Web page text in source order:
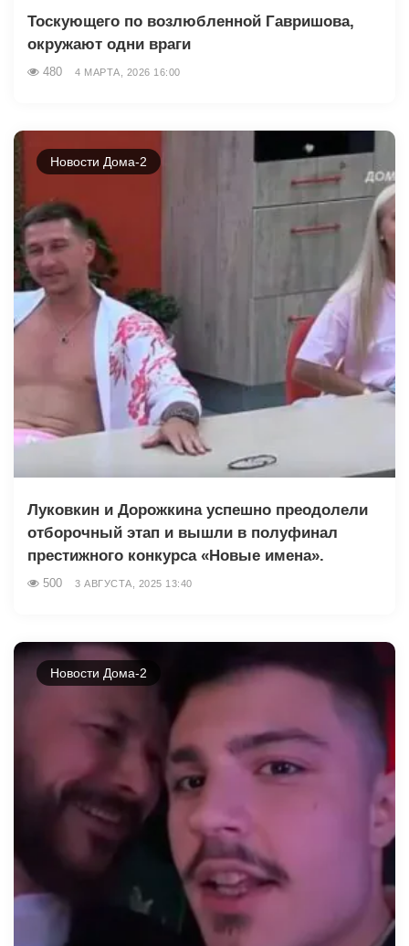
Тоскующего по возлюбленной Гавришова,
окружают одни враги
480 4 МАРТА, 2026 16:00
Новости Дома-2
Луковкин и Дорожкина успешно преодолели
отборочный этап и вышли в полуфинал
престижного конкурса «Новые имена».
500 3 АВГУСТА, 2025 13:40
Новости Дома-2